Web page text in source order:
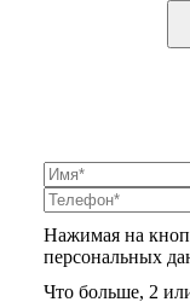
Нажимая на
персональных
Что больше, 2